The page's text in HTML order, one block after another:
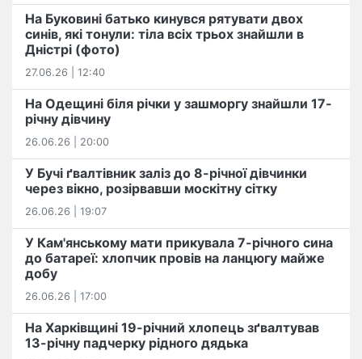
На Буковині батько кинувся рятувати двох
синів, які тонули: тіла всіх трьох знайшли в
Дністрі (фото)
27.06.26 | 12:40
На Одещині біля річки у зашморгу знайшли 17-
річну дівчину
26.06.26 | 20:00
У Бучі ґвалтівник заліз до 8-річної дівчинки
через вікно, розірвавши москітну сітку
26.06.26 | 19:07
У Кам'янському мати прикувала 7-річного сина
до батареї: хлопчик провів на ланцюгу майже
добу
26.06.26 | 17:00
На Харківщині 19-річний хлопець​ ️зґвалтував
13-річну падчерку рідного дядька